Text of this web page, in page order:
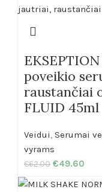
poveikio
raustančiai
FLUID 45ml
Veidui, Serumai
vyrams
€62.00 €49.60